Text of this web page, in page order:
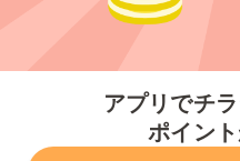
アプリでチ
ポイン